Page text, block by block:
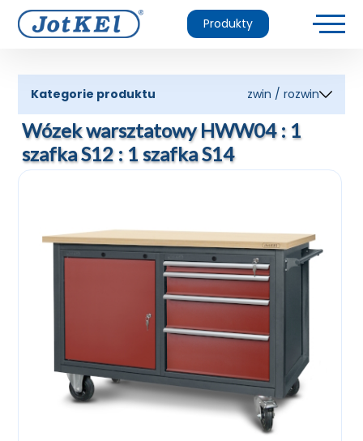
Produkty
Kategorie produktu zwin / rozwin
Wózek warsztatowy HWW04 : 1
szafka S12 : 1 szafka S14